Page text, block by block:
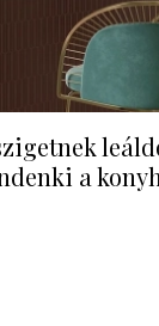
a